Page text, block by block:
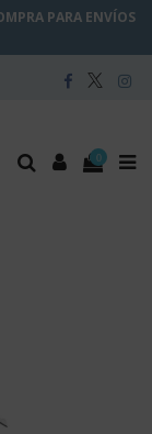
PARA ENVÍOS
0